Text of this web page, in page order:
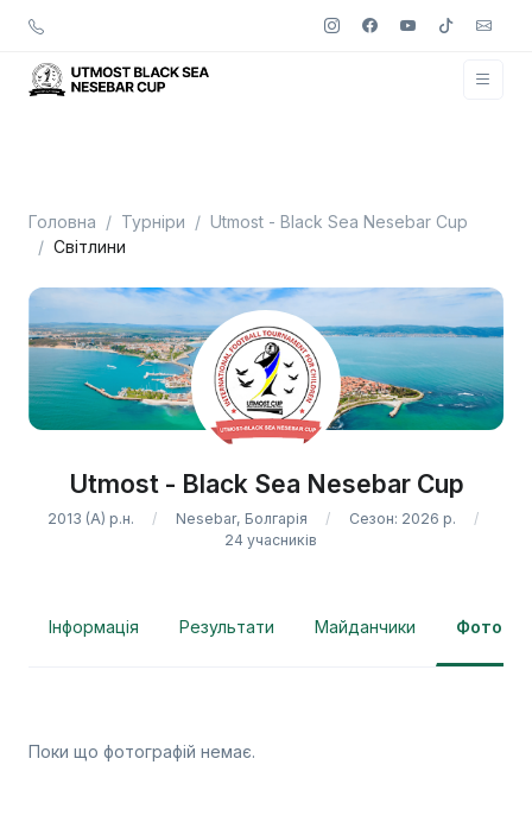
Головна Турніри
Utmost - Black Sea Nesebar Cup
Світлини
Utmost - Black Sea Nesebar Cup
2013 (A) р.н. Nesebar, Болгарія
Сезон: 2026 р.
24 учасників
Інформація Результати Майданчики
Поки що фотографій немає.